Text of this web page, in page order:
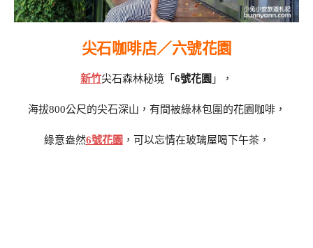
尖石咖啡店／六號花園
新竹尖石森林秘境「 6號花園 」，
海拔800公尺的尖石深山，有間被綠林包圍的花園咖啡，
綠意盎然6號花園 ，可以忘情在玻璃屋喝下午茶，